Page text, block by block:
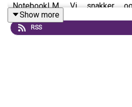
NotebookLM. Vi snakker
institusjonelle retningslinjer, og
KI gjør oss latere og dummere.
Show more
RSS